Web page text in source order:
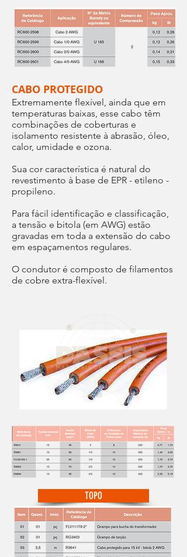
CABO PROTEGIDO
Extremamente flexível, ainda que em
temperaturas baixas, esse cabo têm
combinações de coberturas e
isolamento resistente à abrasão, óleo,
calor, umidade e ozona.
Sua cor característica é natural do
revestimento à base de EPR - etileno -
propileno.
Para fácil identificação e classificação,
a tensão e bitola (em AWG) estão
gravadas em toda a extensão do cabo
em espaçamentos regulares.
O condutor é composto de filamentos
de cobre extra-flexível.
TOPO